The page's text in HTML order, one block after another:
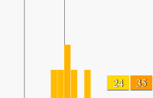
24 35